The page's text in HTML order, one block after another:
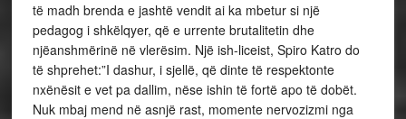
të madh brenda e jashtë vendit ai ka mbetur si një
pedagog i shkëlqyer, që e urrente brutalitetin dhe
njëanshmërinë në vlerësim. Një ish-liceist, Spiro Katro do
të shprehet:”I dashur, i sjellë, që dinte të respektonte
nxënësit e vet pa dallim, nëse ishin të fortë apo të dobët.
Nuk mbaj mend në asnjë rast, momente nervozizmi nga